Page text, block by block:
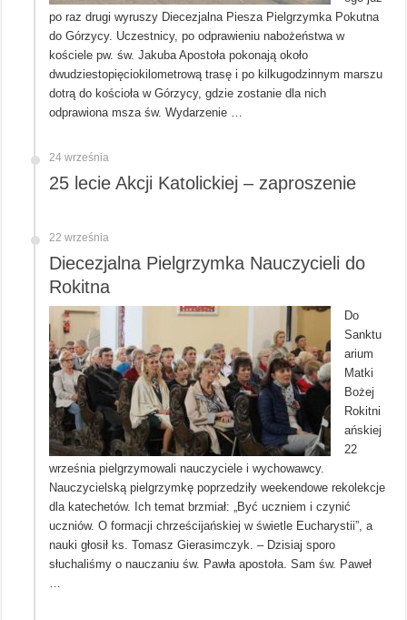
po raz drugi wyruszy Diecezjalna Piesza Pielgrzymka Pokutna
do Górzycy. Uczestnicy, po odprawieniu nabożeństwa w
kościele pw. św. Jakuba Apostoła pokonają około
dwudziestopięciokilometrową trasę i po kilkugodzinnym marszu
dotrą do kościoła w Górzycy, gdzie zostanie dla nich
odprawiona msza św. Wydarzenie …
24 września
25 lecie Akcji Katolickiej – zaproszenie
22 września
Diecezjalna Pielgrzymka Nauczycieli do
Rokitna
Do
Sanktu
arium
Matki
Bożej
Rokitni
ańskiej
22
września pielgrzymowali nauczyciele i wychowawcy.
Nauczycielską pielgrzymkę poprzedziły weekendowe rekolekcje
dla katechetów. Ich temat brzmiał: „Być uczniem i czynić
uczniów. O formacji chrześcijańskiej w świetle Eucharystii”, a
nauki głosił ks. Tomasz Gierasimczyk. – Dzisiaj sporo
słuchaliśmy o nauczaniu św. Pawła apostoła. Sam św. Paweł